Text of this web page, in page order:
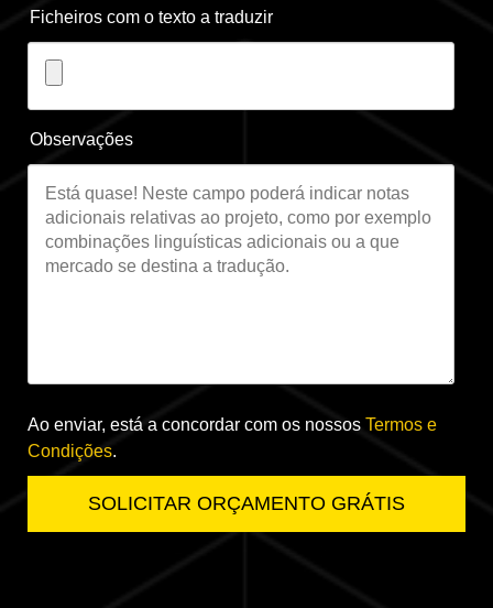
Ficheiros com o texto a traduzir
Observações
Ao enviar, está a concordar com os nossos Termos e
Condições.